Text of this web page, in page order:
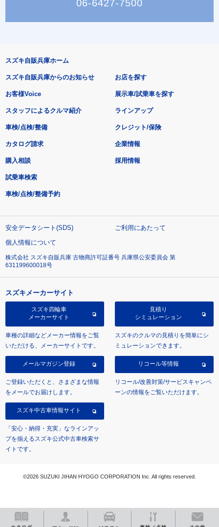
06-6427-7500
スズキ自販兵庫ホーム
スズキ自販兵庫からのお知らせ
お客様Voice
スタッフによるクルマ紹介
お店を探す
展示車/試乗車を探す
ラインアップ
車検/点検/整備 クレジット/保険
カタログ請求
購入相談
試乗車検索
車検/点検/整備予約
企業情報
採用情報
安全データシート(SDS)
ご利用にあたって
個人情報について
株式会社 スズキ自販兵庫 古物商許可証番号 兵庫県公安委員会 第
631199600018号
スズキメーカーサイト
スズキ四輪車
メーカーサイト
車種の詳細などメーカー情報をご覧
いただける、メーカーサイトです。
見積り
シミュレーション
スズキのクルマの見積りを簡単にシ
ミュレーションできます。
メールマガジン登録
ご登録いただくと、さまざまな情報
をメールでお届けします。
リコール等情報
リコール/改善対策/サービスキャンペ
ーンの情報をご覧いただけます。
スズキ中古車情報サイト
「安心・納得・充実」なラインアッ
プを揃えるスズキ公式中古車検索サ
イトです。
©2026 SUZUKI JIHAN HYOGO CORPORATION Inc. All rights reserved.